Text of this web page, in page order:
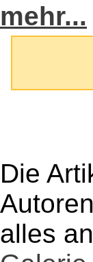
mehr...
Die
alles